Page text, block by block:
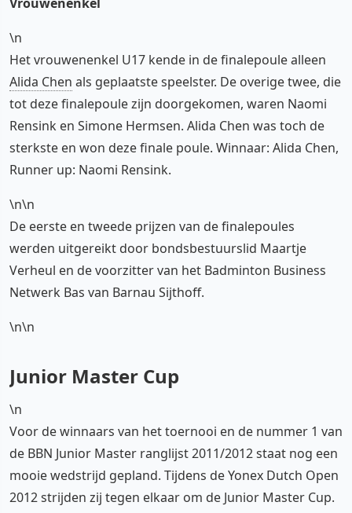
\n
Het vrouwenenkel U17 kende in de finalepoule alleen
Alida Chen als geplaatste speelster. De overige twee, die
tot deze finalepoule zijn doorgekomen, waren Naomi
Rensink en Simone Hermsen. Alida Chen was toch de
sterkste en won deze finale poule. Winnaar: Alida Chen,
Runner up: Naomi Rensink.
\n\n
De eerste en tweede prijzen van de finalepoules
werden uitgereikt door bondsbestuurslid Maartje
Verheul en de voorzitter van het Badminton Business
Netwerk Bas van Barnau Sijthoff.
\n\n
Junior Master Cup
\n
Voor de winnaars van het toernooi en de nummer 1 van
de BBN Junior Master ranglijst 2011/2012 staat nog een
mooie wedstrijd gepland. Tijdens de Yonex Dutch Open
2012 strijden zij tegen elkaar om de Junior Master Cup.